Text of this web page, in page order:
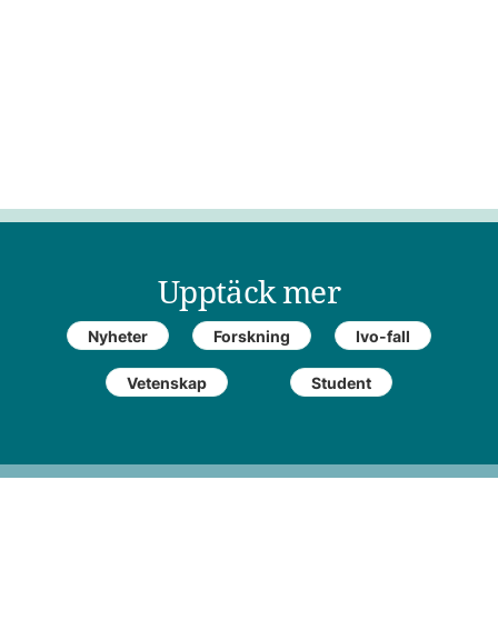
Upptäck mer
Nyheter Forskning Ivo-fall
Vetenskap Student